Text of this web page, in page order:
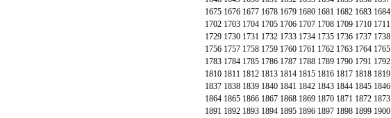
1675 1676 1677 1678 1679 1680 1681 1682 1683 1684
1702 1703 1704 1705 1706 1707 1708 1709 1710 1711
1729 1730 1731 1732 1733 1734 1735 1736 1737 1738
1756 1757 1758 1759 1760 1761 1762 1763 1764 1765
1783 1784 1785 1786 1787 1788 1789 1790 1791 1792
1810 1811 1812 1813 1814 1815 1816 1817 1818 1819
1837 1838 1839 1840 1841 1842 1843 1844 1845 1846
1864 1865 1866 1867 1868 1869 1870 1871 1872 1873
1891 1892 1893 1894 1895 1896 1897 1898 1899 1900